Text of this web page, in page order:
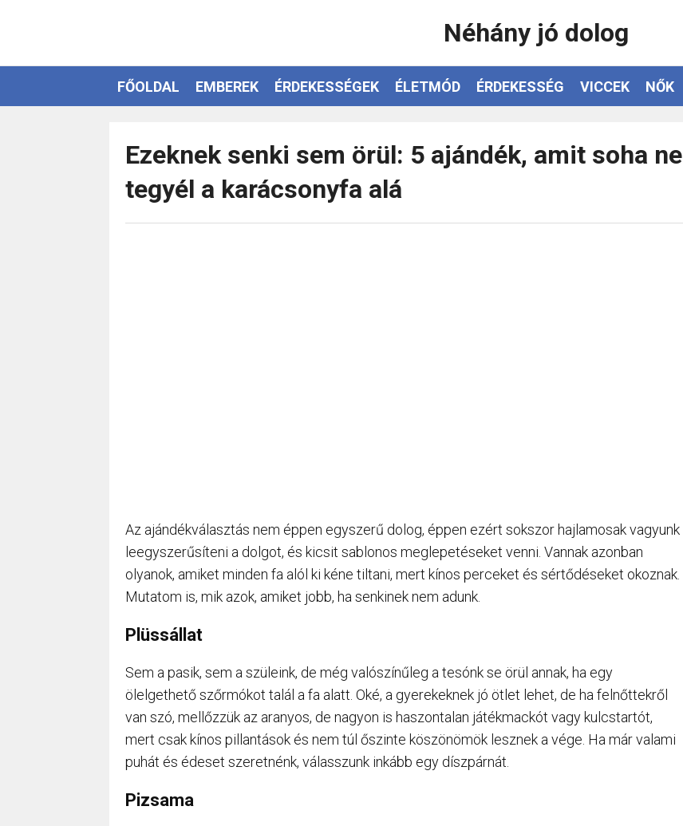
Néhány jó dolog
FŐOLDAL EMBEREK ÉRDEKESSÉGEK ÉLETMÓD ÉRDEKESSÉG VICCEK NŐK
Ezeknek senki sem örül: 5 ajándék, amit soha ne
tegyél a karácsonyfa alá
Az ajándékválasztás nem éppen egyszerű dolog, éppen ezért sokszor hajlamosak vagyunk
leegyszerűsíteni a dolgot, és kicsit sablonos meglepetéseket venni. Vannak azonban
olyanok, amiket minden fa alól ki kéne tiltani, mert kínos perceket és sértődéseket okoznak.
Mutatom is, mik azok, amiket jobb, ha senkinek nem adunk.
Plüssállat
Sem a pasik, sem a szüleink, de még valószínűleg a tesónk se örül annak, ha egy
ölelgethető szőrmókot talál a fa alatt. Oké, a gyerekeknek jó ötlet lehet, de ha felnőttekről
van szó, mellőzzük az aranyos, de nagyon is haszontalan játékmackót vagy kulcstartót,
mert csak kínos pillantások és nem túl őszinte köszönömök lesznek a vége. Ha már valami
puhát és édeset szeretnénk, válasszunk inkább egy díszpárnát.
Pizsama